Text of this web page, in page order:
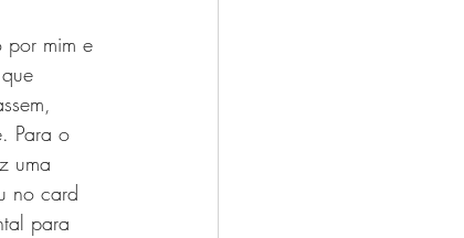
por mim e
Para o
uma
no card
para